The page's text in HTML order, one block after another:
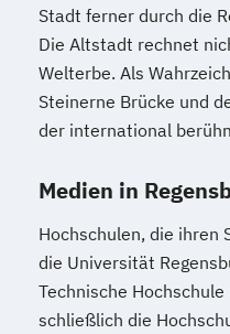
Stadt ferner durch die
Die Altstadt rechnet
Welterbe. Als
Steinerne Brücke und
der international
Medien in
Hochschulen, die ihren
die Universität
Technische
schließlich die